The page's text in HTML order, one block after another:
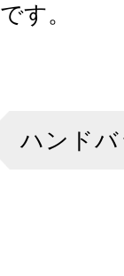
す。
ハンド